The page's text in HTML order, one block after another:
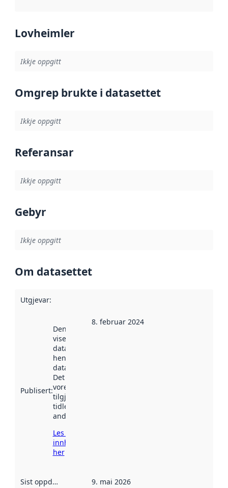
Lovheimler
Ikkje oppgitt
Omgrep brukte i datasettet
Ikkje oppgitt
Referansar
Ikkje oppgitt
Gebyr
Ikkje oppgitt
Om datasettet
Utgjevar:
Publisert:
Denne datoen
viser når
datasettet vart
henta inn av
data.norge.no.
Det kan ha
vore
tilgjengeleg
tidlegare
andre stader.
Les meir om
innhenting
her
8. februar 2024
Sist oppdatert 9. mai 2026